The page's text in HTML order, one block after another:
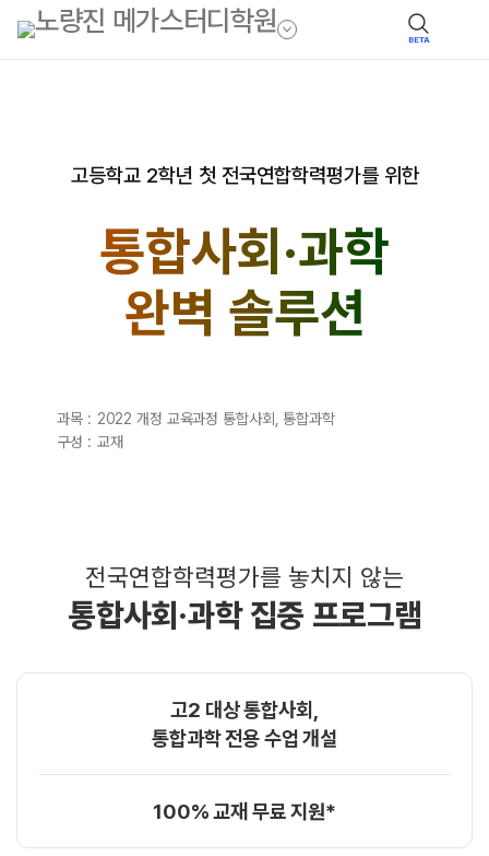
BETA
고등학교 2학년 첫 전국연합학력평가를 위한
통합사회·과학
완벽 솔루션
과목 : 2022 개정 교육과정 통합사회, 통합과학
구성 : 교재
전국연합학력평가를 놓치지 않는
통합사회·과학 집중 프로그램
고2 대상 통합사회,
통합과학 전용 수업 개설
100% 교재 무료 지원*